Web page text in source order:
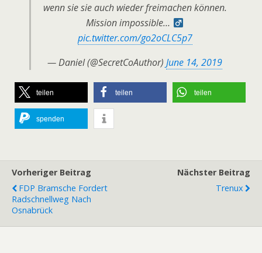
wenn sie sie auch wieder freimachen können.
Mission impossible… ‍
pic.twitter.com/go2oCLC5p7
— Daniel (@SecretCoAuthor) June 14, 2019
teilen teilen teilen
spenden
Vorheriger Beitrag
FDP Bramsche Fordert
Radschnellweg Nach
Osnabrück
Nächster Beitrag
Trenux